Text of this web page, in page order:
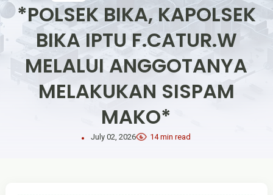
*POLSEK BIKA, KAPOLSEK
BIKA IPTU F.CATUR.W
MELALUI ANGGOTANYA
MELAKUKAN SISPAM
MAKO*
July 02, 2026 14 min read